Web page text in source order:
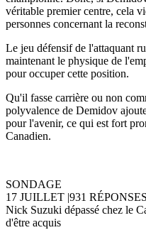
véritable premier centre, cela
personnes concernant la
Le jeu défensif de l'attaquant
maintenant le physique de
pour occuper cette position.
Qu'il fasse carrière ou non
polyvalence de Demidov
pour l'avenir, ce qui est fort
Canadien.
SONDAGE
17 JUILLET |931 RÉPONSES
Nick Suzuki dépassé chez le
d'être acquis